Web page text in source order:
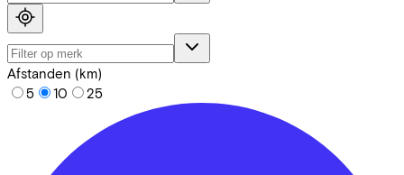
Afstanden (km)
5
10 25